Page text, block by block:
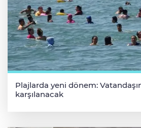
Plajlarda yeni dönem:
karşılanacak